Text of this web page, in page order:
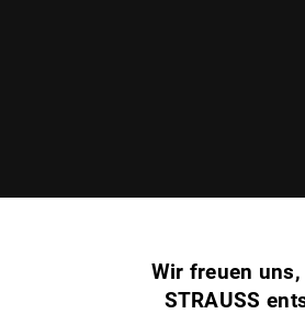
Wir freuen
STRAUSS